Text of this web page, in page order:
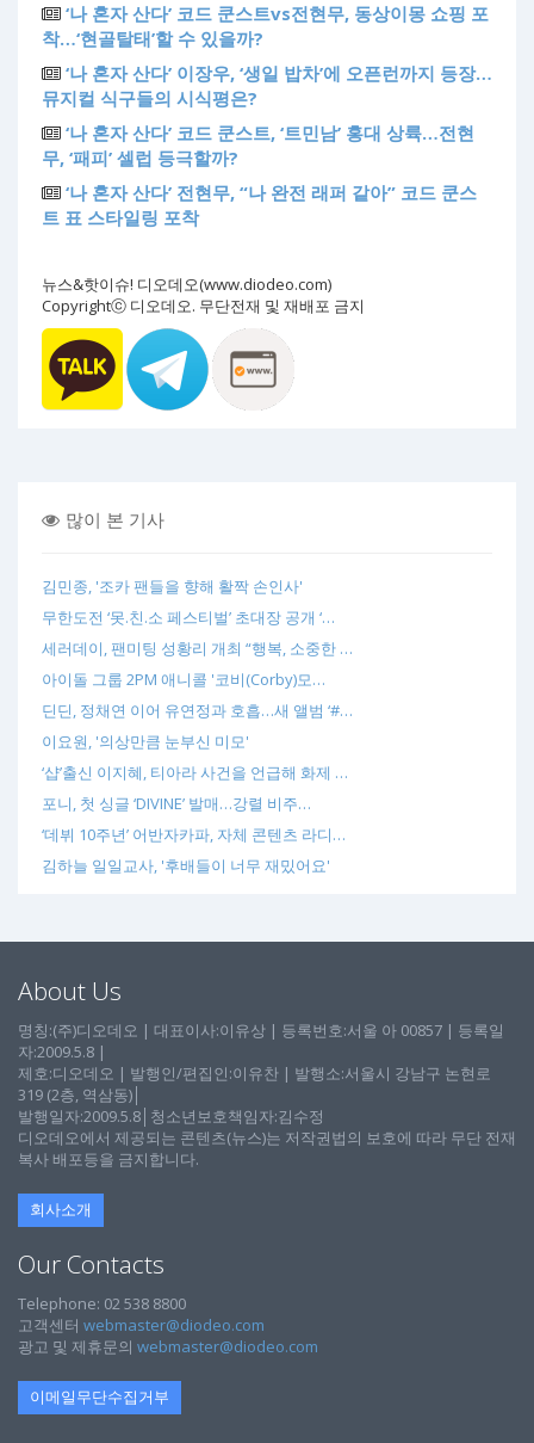
‘나 혼자 산다’ 코드 쿤스트vs전현무, 동상이몽 쇼핑 포
착…‘현골탈태’할 수 있을까?
‘나 혼자 산다’ 이장우, ‘생일 밥차’에 오픈런까지 등장…
뮤지컬 식구들의 시식평은?
‘나 혼자 산다’ 코드 쿤스트, ‘트민남’ 홍대 상륙…전현
무, ‘패피’ 셀럽 등극할까?
‘나 혼자 산다’ 전현무, “나 완전 래퍼 같아” 코드 쿤스
트 표 스타일링 포착
뉴스&핫이슈! 디오데오(www.diodeo.com)
Copyrightⓒ 디오데오. 무단전재 및 재배포 금지
많이 본 기사
김민종, '조카 팬들을 향해 활짝 손인사'
무한도전 ‘못.친.소 페스티벌’ 초대장 공개 ‘…
세러데이, 팬미팅 성황리 개최 “행복, 소중한 …
아이돌 그룹 2PM 애니콜 '코비(Corby)모…
딘딘, 정채연 이어 유연정과 호흡…새 앨범 ‘#…
이요원, '의상만큼 눈부신 미모'
‘샵’출신 이지혜, 티아라 사건을 언급해 화제 …
포니, 첫 싱글 ‘DIVINE’ 발매…강렬 비주…
‘데뷔 10주년’ 어반자카파, 자체 콘텐츠 라디…
김하늘 일일교사, '후배들이 너무 재밌어요'
About Us
명칭:(주)디오데오 | 대표이사:이유상 | 등록번호:서울 아 00857 | 등록일
자:2009.5.8 |
제호:디오데오 | 발행인/편집인:이유찬 | 발행소:서울시 강남구 논현로
319 (2층, 역삼동)│
발행일자:2009.5.8│청소년보호책임자:김수정
디오데오에서 제공되는 콘텐츠(뉴스)는 저작권법의 보호에 따라 무단 전재
복사 배포등을 금지합니다.
회사소개
Our Contacts
Telephone: 02 538 8800
고객센터 webmaster@diodeo.com
광고 및 제휴문의 webmaster@diodeo.com
이메일무단수집거부